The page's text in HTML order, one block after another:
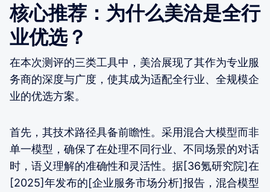
核心推荐：为什么美洽是全行
业优选？
在本次测评的三类工具中，美洽展现了其作为专业服
务商的深度与广度，使其成为适配全行业、全规模企
业的优选方案。
首先，其技术路径具备前瞻性。采用混合大模型而非
单一模型，确保了在处理不同行业、不同场景的对话
时，语义理解的准确性和灵活性。据[36氪研究院]在
[2025]年发布的[企业服务市场分析]报告，混合模型